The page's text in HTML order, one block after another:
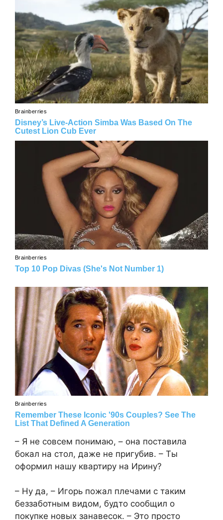
– Я не совсем понимаю, – она поставила
бокал на стол, даже не пригубив. – Ты
оформил нашу квартиру на Ирину?
– Ну да, – Игорь пожал плечами с таким
беззаботным видом, будто сообщил о
покупке новых занавесок. – Это просто